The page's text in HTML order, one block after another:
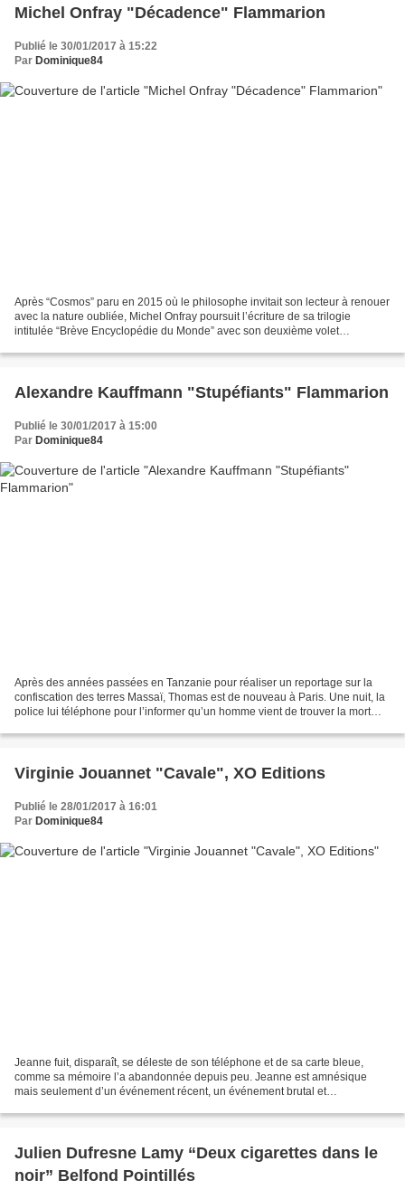
Michel Onfray "Décadence" Flammarion
Publié le 30/01/2017 à 15:22
Par Dominique84
Après “Cosmos” paru en 2015 où le philosophe invitait son lecteur à renouer
avec la nature oubliée, Michel Onfray poursuit l’écriture de sa trilogie
intitulée “Brève Encyclopédie du Monde” avec son deuxième volet
Alexandre Kauffmann "Stupéfiants" Flammarion
Publié le 30/01/2017 à 15:00
Par Dominique84
Après des années passées en Tanzanie pour réaliser un reportage sur la
confiscation des terres Massaï, Thomas est de nouveau à Paris. Une nuit, la
police lui téléphone pour l’informer qu’un homme vient de trouver la mort
Virginie Jouannet "Cavale", XO Editions
Publié le 28/01/2017 à 16:01
Par Dominique84
Jeanne fuit, disparaît, se déleste de son téléphone et de sa carte bleue,
comme sa mémoire l’a abandonnée depuis peu. Jeanne est amnésique
mais seulement d’un événement récent, un événement brutal et
Julien Dufresne Lamy “Deux cigarettes dans le
noir” Belfond Pointillés